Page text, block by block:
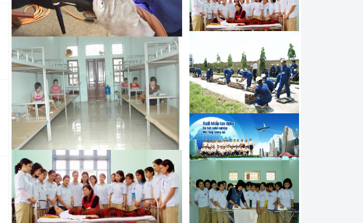
Tuyển Thợ phun sơn đi làm kỹ thuật viên tại
Hàn Quốc
Tuyển Chuyên gia nghề Mạ đi Hàn Quốc
diện E7 Gold Card
Tuyển Kỹ sư cơ khí công nghệ Hàn đi làm
việc tại nước ngoài